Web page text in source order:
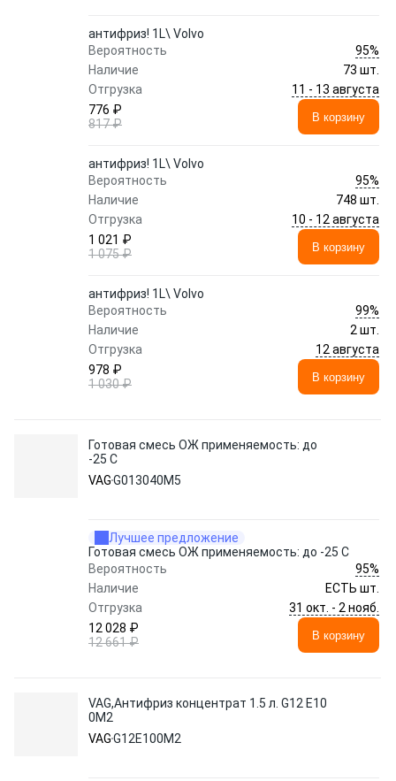
антифриз! 1L\ Volvo
Вероятность
95%
Наличие
73 шт.
Отгрузка
11 - 13 августа
776 ₽
817 ₽
В корзину
антифриз! 1L\ Volvo
Вероятность
95%
Наличие
748 шт.
Отгрузка
10 - 12 августа
1 021 ₽
1 075 ₽
В корзину
антифриз! 1L\ Volvo
Вероятность
99%
Наличие
2 шт.
Отгрузка
12 августа
978 ₽
1 030 ₽
В корзину
Готовая смесь ОЖ применяемость: до
-25 C
VAGG013040M5
Лучшее предложение
Готовая смесь ОЖ применяемость: до -25 C
Вероятность
95%
Наличие
ЕСТЬ шт.
Отгрузка
31 окт. - 2 нояб.
12 028 ₽
12 661 ₽
В корзину
VAG,Антифриз концентрат 1.5 л. G12 E10
0M2
VAGG12E100M2